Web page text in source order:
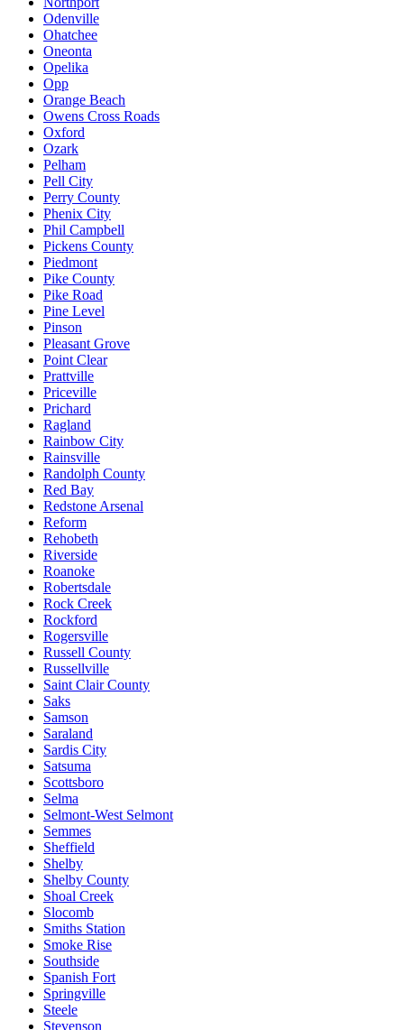
Odenville
Ohatchee
Oneonta
Opelika
Opp
Orange Beach
Owens Cross Roads
Oxford
Ozark
Pelham
Pell City
Perry County
Phenix City
Phil Campbell
Pickens County
Piedmont
Pike County
Pike Road
Pine Level
Pinson
Pleasant Grove
Point Clear
Prattville
Priceville
Prichard
Ragland
Rainbow City
Rainsville
Randolph County
Red Bay
Redstone Arsenal
Reform
Rehobeth
Riverside
Roanoke
Robertsdale
Rock Creek
Rockford
Rogersville
Russell County
Russellville
Saint Clair County
Saks
Samson
Saraland
Sardis City
Satsuma
Scottsboro
Selma
Selmont-West Selmont
Semmes
Sheffield
Shelby
Shelby County
Shoal Creek
Slocomb
Smiths Station
Smoke Rise
Southside
Spanish Fort
Springville
Steele
Stevenson